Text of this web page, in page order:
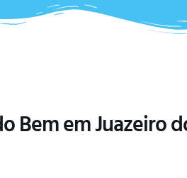
Bem em Juazeiro